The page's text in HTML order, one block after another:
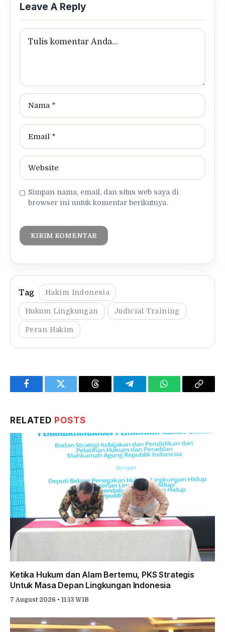
Leave A Reply
Simpan nama, email, dan situs web saya di
browser ini untuk komentar berikutnya.
Hakim Indonesia
Hukum Lingkungan Judicial Training
Peran Hakim
FacebookTwitter Threads TelegramWhatsAppCopy
RELATED POSTS
Ketika Hukum dan Alam Bertemu, PKS Strategis
Untuk Masa Depan Lingkungan Indonesia
7 August 2026 • 11:13 WIB